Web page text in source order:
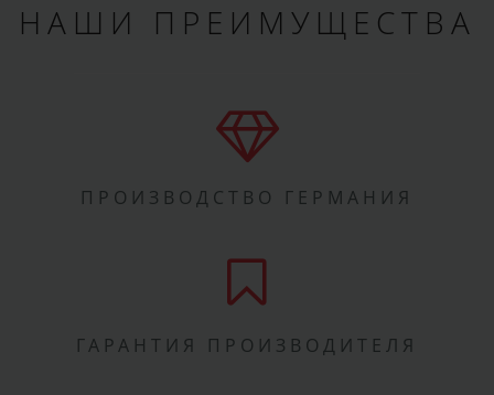
НАШИ ПРЕИМУЩЕСТВА
ПРОИЗВОДСТВО ГЕРМАНИЯ
ГАРАНТИЯ ПРОИЗВОДИТЕЛЯ